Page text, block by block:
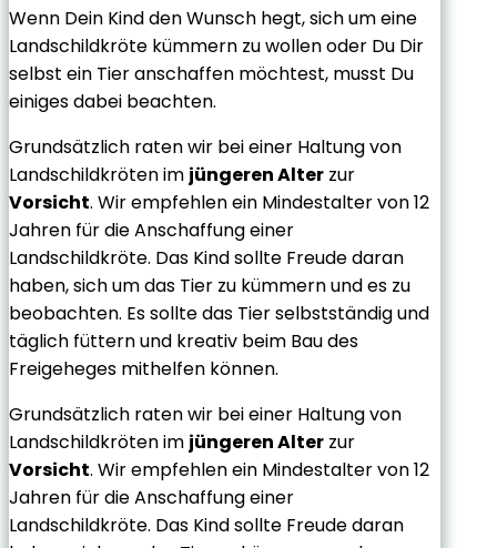
Wenn Dein Kind den Wunsch hegt, sich um eine
Landschildkröte kümmern zu wollen oder Du Dir
selbst ein Tier anschaffen möchtest, musst Du
einiges dabei beachten.
Grundsätzlich raten wir bei einer Haltung von
Landschildkröten im jüngeren Alter zur
Vorsicht. Wir empfehlen ein Mindestalter von 12
Jahren für die Anschaffung einer
Landschildkröte. Das Kind sollte Freude daran
haben, sich um das Tier zu kümmern und es zu
beobachten. Es sollte das Tier selbstständig und
täglich füttern und kreativ beim Bau des
Freigeheges mithelfen können.
Grundsätzlich raten wir bei einer Haltung von
Landschildkröten im jüngeren Alter zur
Vorsicht. Wir empfehlen ein Mindestalter von 12
Jahren für die Anschaffung einer
Landschildkröte. Das Kind sollte Freude daran